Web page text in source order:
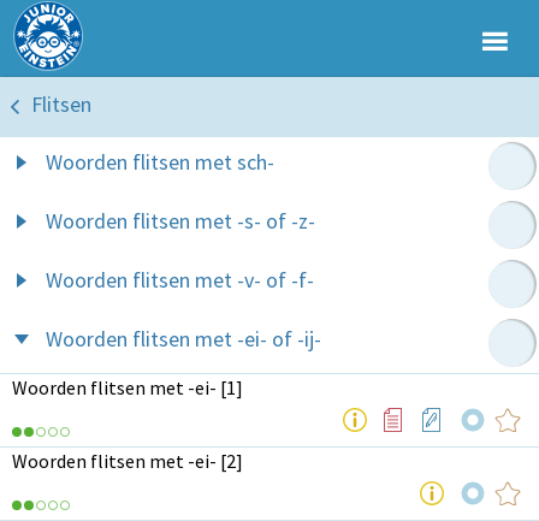
Flitsen
Woorden flitsen met sch-
Woorden flitsen met -s- of -z-
Woorden flitsen met -v- of -f-
Woorden flitsen met -ei- of -ij-
Woorden flitsen met -ei- [1]
Woorden flitsen met -ei- [2]